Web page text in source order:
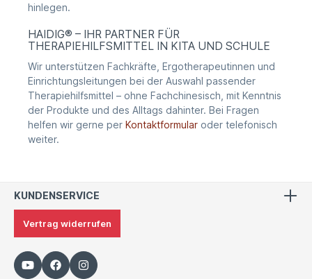
hinlegen.
HAIDIG® – IHR PARTNER FÜR
THERAPIEHILFSMITTEL IN KITA UND SCHULE
Wir unterstützen Fachkräfte, Ergotherapeutinnen und
Einrichtungsleitungen bei der Auswahl passender
Therapiehilfsmittel – ohne Fachchinesisch, mit Kenntnis
der Produkte und des Alltags dahinter. Bei Fragen
helfen wir gerne per Kontaktformular oder telefonisch
weiter.
KUNDENSERVICE
Vertrag widerrufen